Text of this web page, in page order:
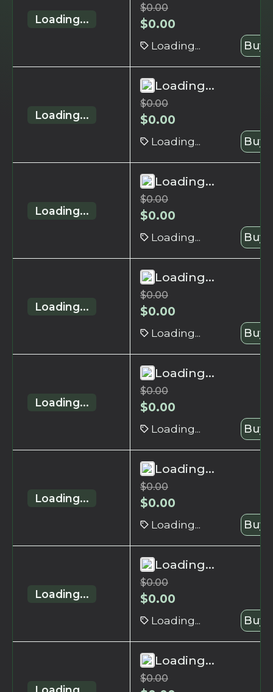
Loading...
$0.00
$0.00
Loading... Buy
Loading...
Loading...
$0.00
$0.00
Loading... Buy
Loading...
Loading...
$0.00
$0.00
Loading... Buy
Loading...
Loading...
$0.00
$0.00
Loading... Buy
Loading...
Loading...
$0.00
$0.00
Loading... Buy
Loading...
Loading...
$0.00
$0.00
Loading... Buy
Loading...
Loading...
$0.00
$0.00
Loading... Buy
Loading...
$0.00